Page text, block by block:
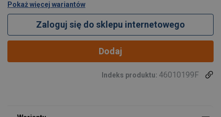
Pokaż więcej wariantów
Zaloguj się do sklepu internetowego
Dodaj
Indeks produktu: 46010199F